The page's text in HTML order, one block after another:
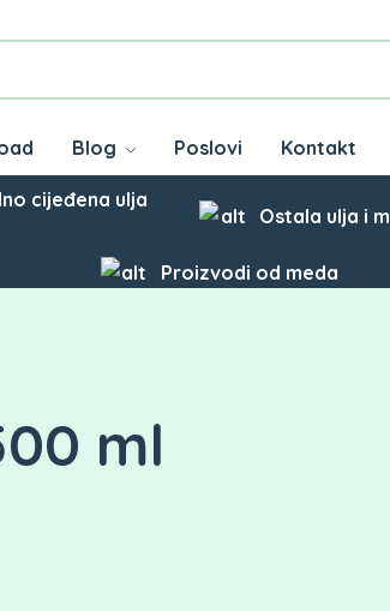
Blog Poslovi Kontakt
cijeđena ulja
Ostala ulja i
Proizvodi od meda
ml